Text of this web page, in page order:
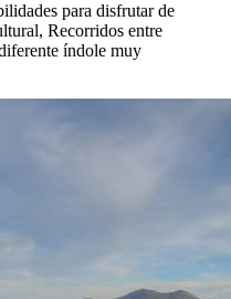
para disfrutar de
Recorridos entre
índole muy